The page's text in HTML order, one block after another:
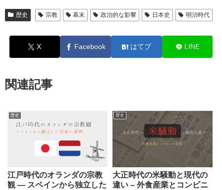
歴史 宗教 幕末 政治的な影響 日本史 明治時代
X Facebook はてブ LINE
関連記事
歴史
江戸時代のオランダの宗教
観 ― スペインから独立した
歴史
大正時代の米騒動と現代の
違い – 外食産業とコンビニ